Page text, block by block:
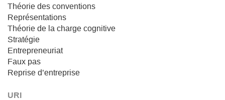
Théorie des conventions
Représentations
Théorie de la charge cognitive
Stratégie
Entrepreneuriat
Faux pas
Reprise d’entreprise
URI